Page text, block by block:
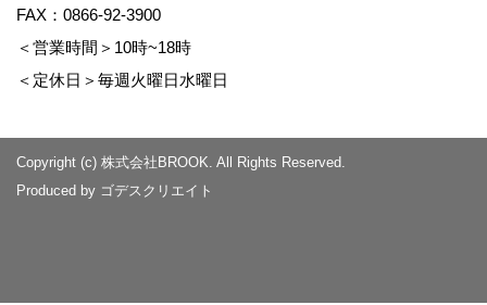
FAX：0866-92-3900
＜営業時間＞10時~18時
＜定休日＞毎週火曜日水曜日
Copyright (c) 株式会社BROOK. All Rights Reserved.
Produced by ゴデスクリエイト